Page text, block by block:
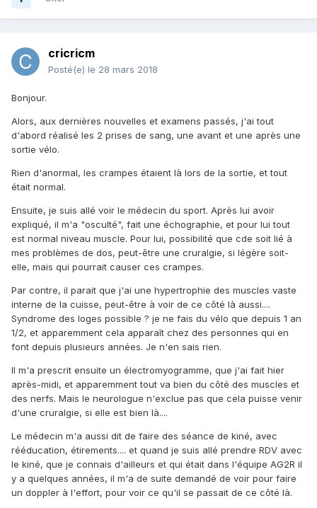
cricricm
Posté(e) le 28 mars 2018
Bonjour.
Alors, aux dernières nouvelles et examens passés, j'ai tout
d'abord réalisé les 2 prises de sang, une avant et une après une
sortie vélo.
Rien d'anormal, les crampes étaient là lors de la sortie, et tout
était normal.
Ensuite, je suis allé voir le médecin du sport. Après lui avoir
expliqué, il m'a "osculté", fait une échographie, et pour lui tout
est normal niveau muscle. Pour lui, possibilité que cde soit lié à
mes problèmes de dos, peut-être une cruralgie, si légère soit-
elle, mais qui pourrait causer ces crampes.
Par contre, il parait que j'ai une hypertrophie des muscles vaste
interne de la cuisse, peut-être à voir de ce côté là aussi....
Syndrome des loges possible ? je ne fais du vélo que depuis 1 an
1/2, et apparemment cela apparaît chez des personnes qui en
font depuis plusieurs années. Je n'en sais rien.
Il m'a prescrit ensuite un électromyogramme, que j'ai fait hier
après-midi, et apparemment tout va bien du côté des muscles et
des nerfs. Mais le neurologue n'exclue pas que cela puisse venir
d'une cruralgie, si elle est bien là....
Le médecin m'a aussi dit de faire des séance de kiné, avec
rééducation, étirements.... et quand je suis allé prendre RDV avec
le kiné, que je connais d'ailleurs et qui était dans l'équipe AG2R il
y a quelques années, il m'a de suite demandé de voir pour faire
un doppler à l'effort, pour voir ce qu'il se passait de ce côté là.